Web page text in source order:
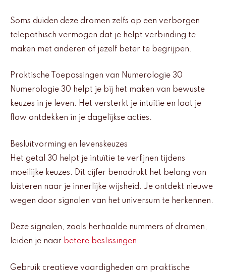
Soms duiden deze dromen zelfs op een verborgen
telepathisch vermogen dat je helpt verbinding te
maken met anderen of jezelf beter te begrijpen.
Praktische Toepassingen van Numerologie 30
Numerologie 30 helpt je bij het maken van bewuste
keuzes in je leven. Het versterkt je intuïtie en laat je
flow ontdekken in je dagelijkse acties.
Besluitvorming en levenskeuzes
Het getal 30 helpt je intuïtie te verfijnen tijdens
moeilijke keuzes. Dit cijfer benadrukt het belang van
luisteren naar je innerlijke wijsheid. Je ontdekt nieuwe
wegen door signalen van het universum te herkennen.
Deze signalen, zoals herhaalde nummers of dromen,
leiden je naar betere beslissingen.
Gebruik creatieve vaardigheden om praktische